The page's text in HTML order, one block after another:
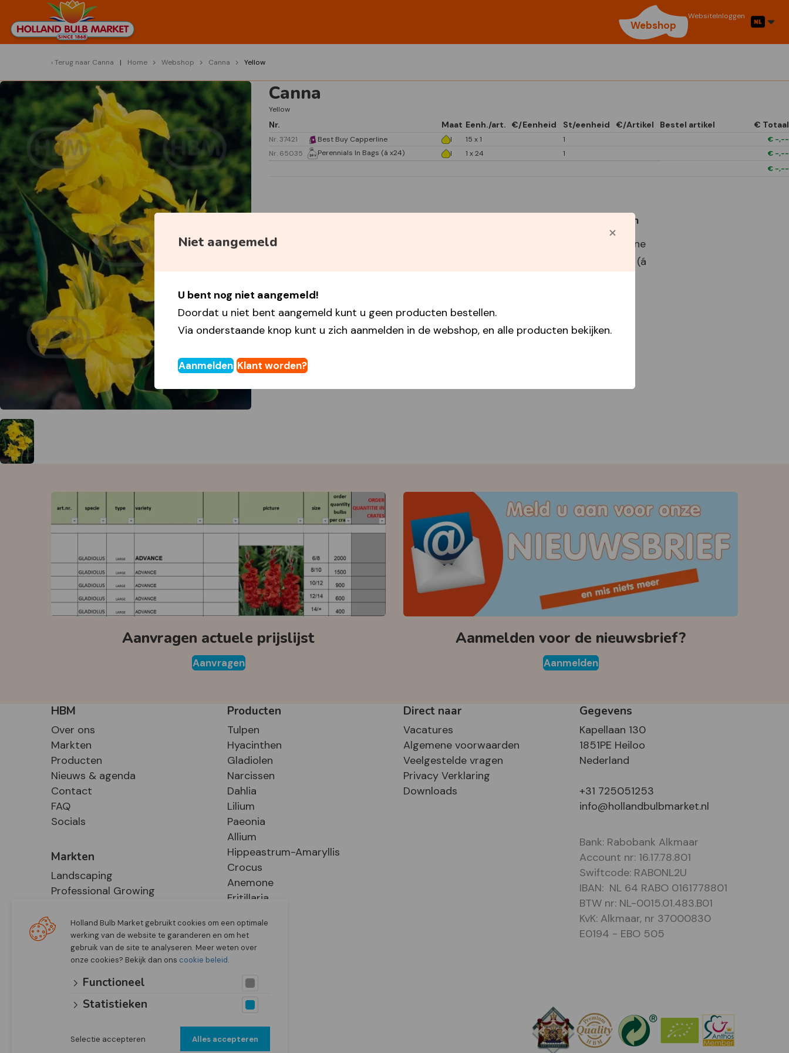
Webshop
WebsiteInloggen
Niet aangemeld
U bent nog niet aangemeld!
Doordat u niet bent aangemeld kunt u geen producten bestellen.
Via onderstaande knop kunt u zich aanmelden in de webshop, en alle producten bekijken.
Aanmelden Klant worden?
Terug naar Canna Home Webshop Canna Yellow
Canna
Yellow
Nr. Maat Eenh./art. €/Eenheid St/eenheid €/Artikel Bestel artikel € Totaal
Nr. 37421 Best Buy Capperline I 15 x 1 1 € -,--
Nr. 65035
Perennials In Bags (á x24) I 1 x 24 1 € -,--
€ -,--
Gebruikte symbolen
Best Buy Capperline
Perennials In Bags (á
Aanvragen actuele prijslijst
Aanvragen
Aanmelden voor de nieuwsbrief?
Aanmelden
HBM
Over ons
Markten
Producten
Nieuws & agenda
Contact
FAQ
Socials
Markten
Landscaping
Professional Growing
Retail
Producten
Tulpen
Hyacinthen
Gladiolen
Narcissen
Dahlia
Lilium
Paeonia
Allium
Hippeastrum-Amaryllis
Crocus
Anemone
Fritillaria
Direct naar
Vacatures
Algemene voorwaarden
Veelgestelde vragen
Privacy Verklaring
Downloads
Gegevens
Kapellaan 130
1851PE Heiloo
Nederland
+31 725051253
info@hollandbulbmarket.nl
Bank: Rabobank Alkmaar
Account nr: 16.17.78.801
Swiftcode: RABONL2U
IBAN: NL 64 RABO 0161778801
BTW nr: NL-0015.01.483.B01
KvK: Alkmaar, nr 37000830
E0194 - EBO 505
Holland Bulb Market gebruikt cookies om een optimale
werking van de website te garanderen en om het
gebruik van de site te analyseren. Meer weten over
onze cookies? Bekijk dan ons cookie beleid.
Functioneel
Statistieken
Selectie accepteren Alles accepteren